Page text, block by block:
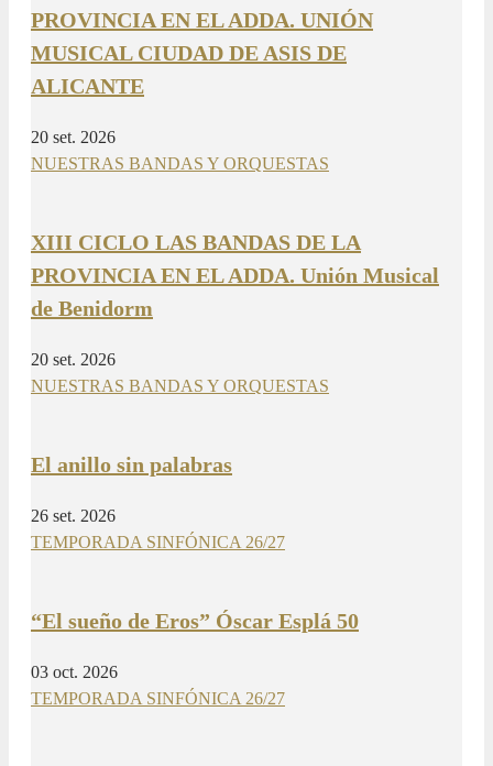
PROVINCIA EN EL ADDA. UNIÓN
MUSICAL CIUDAD DE ASIS DE
ALICANTE
20 set. 2026
NUESTRAS BANDAS Y ORQUESTAS
XIII CICLO LAS BANDAS DE LA
PROVINCIA EN EL ADDA. Unión Musical
de Benidorm
20 set. 2026
NUESTRAS BANDAS Y ORQUESTAS
El anillo sin palabras
26 set. 2026
TEMPORADA SINFÓNICA 26/27
“El sueño de Eros” Óscar Esplá 50
03 oct. 2026
TEMPORADA SINFÓNICA 26/27